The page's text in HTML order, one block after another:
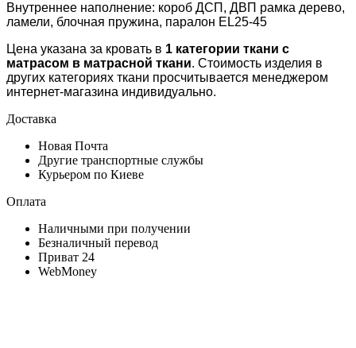
Внутреннее наполнение: короб ДСП, ДВП рамка дерево,
ламели, блочная пружина, паралон EL25-45
Цена указана за кровать в 1 категории ткани с
матрасом в матрасной ткани. Стоимость изделия в
других категориях ткани просчитывается менеджером
интернет-магазина индивидуально.
Доставка
Новая Почта
Другие транспортные службы
Курьером по Киеве
Оплата
Наличными при получении
Безналичный перевод
Приват 24
WebMoney